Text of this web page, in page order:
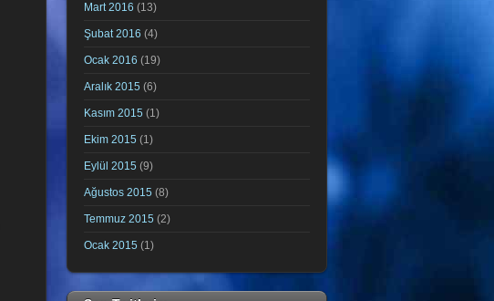
Mart 2016 (13)
Şubat 2016 (4)
Ocak 2016 (19)
Aralık 2015 (6)
Kasım 2015 (1)
Ekim 2015 (1)
Eylül 2015 (9)
Ağustos 2015 (8)
Temmuz 2015 (2)
Ocak 2015 (1)